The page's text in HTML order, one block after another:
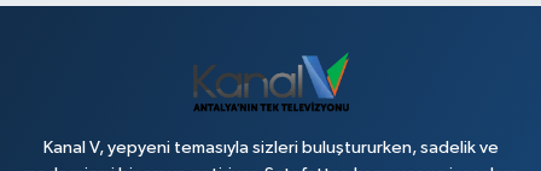
Kanal V, yepyeni temasıyla sizleri buluştururken, sadelik ve